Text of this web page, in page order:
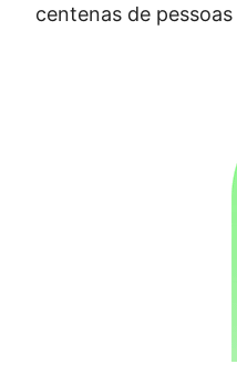
centenas de